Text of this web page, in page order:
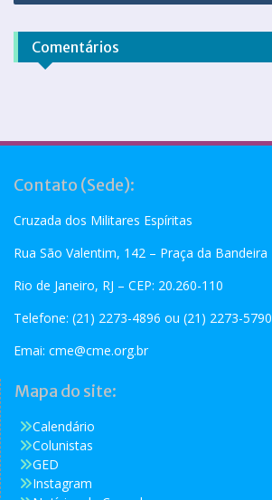
Comentários
Contato (Sede):
Cruzada dos Militares Espíritas
Rua São Valentim, 142 – Praça da Bandeira
Rio de Janeiro, RJ – CEP: 20.260-110
Telefone: (21) 2273-4896 ou (21) 2273-5790
Emai: cme@cme.org.br
Mapa do site:
Calendário
Colunistas
GED
Instagram